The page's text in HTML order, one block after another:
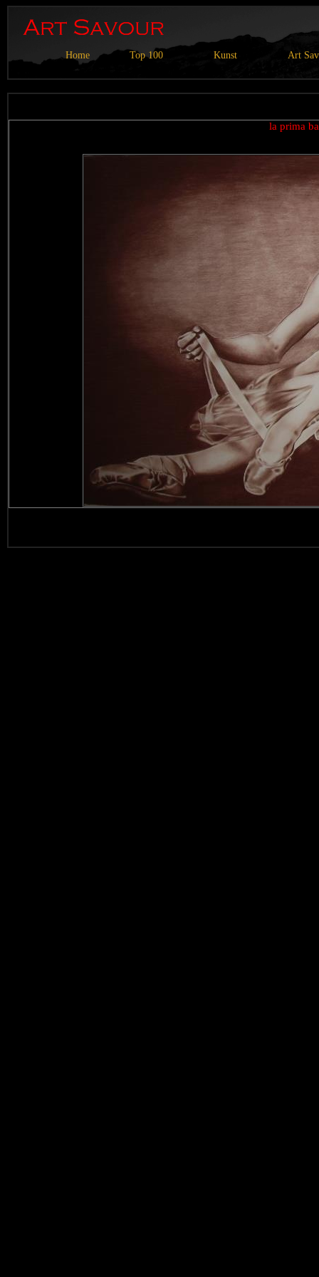
Home Top 100 Kunst Art
la prima